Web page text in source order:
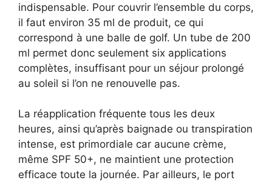
indispensable. Pour couvrir l’ensemble du corps,
il faut environ 35 ml de produit, ce qui
correspond à une balle de golf. Un tube de 200
ml permet donc seulement six applications
complètes, insuffisant pour un séjour prolongé
au soleil si l’on ne renouvelle pas.
La réapplication fréquente tous les deux
heures, ainsi qu’après baignade ou transpiration
intense, est primordiale car aucune crème,
même SPF 50+, ne maintient une protection
efficace toute la journée. Par ailleurs, le port